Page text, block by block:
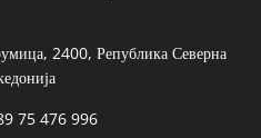
2400, Република Северна
75 476 996